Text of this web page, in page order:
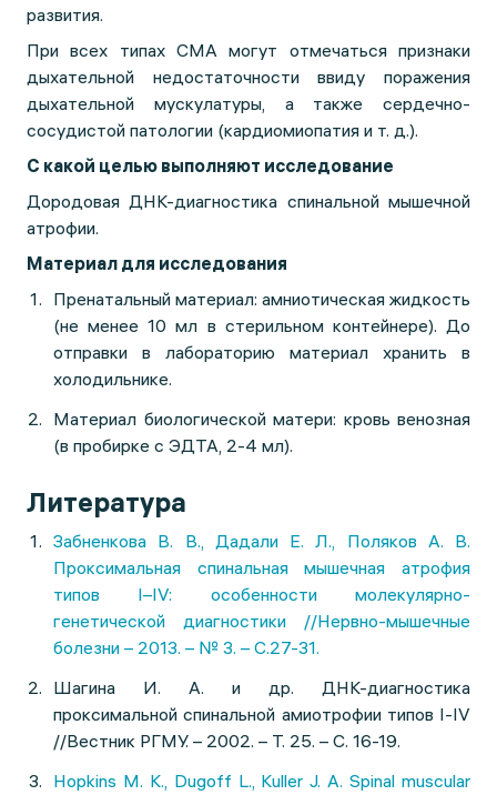
развития.
При всех типах СМА могут отмечаться признаки
дыхательной недостаточности ввиду поражения
дыхательной мускулатуры, а также сердечно-
сосудистой патологии (кардиомиопатия и т. д.).
С какой целью выполняют исследование
Дородовая ДНК-диагностика спинальной мышечной
атрофии.
Материал для исследования
Пренатальный материал: амниотическая жидкость
(не менее 10 мл в стерильном контейнере). До
отправки в лабораторию материал хранить в
холодильнике.
Материал биологической матери: кровь венозная
(в пробирке с ЭДТА, 2-4 мл).
Литература
Забненкова В. В., Дадали Е. Л., Поляков А. В.
Проксимальная спинальная мышечная атрофия
типов I–IV: особенности молекулярно-
генетической диагностики //Нервно-мышечные
болезни – 2013. – № 3. – С.27-31.
Шагина И. А. и др. ДНК-диагностика
проксимальной спинальной амиотрофии типов I-IV
//Вестник РГМУ. – 2002. – Т. 25. – С. 16-19.
Hopkins M. K., Dugoff L., Kuller J. A. Spinal muscular